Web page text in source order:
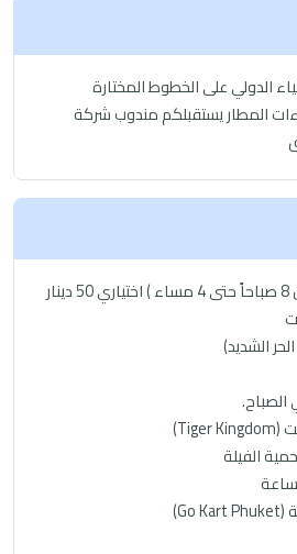
الدولي على الخطوط المختارة
المطار يستقبلكم مندوب شركة
الشديد)
الفيلة